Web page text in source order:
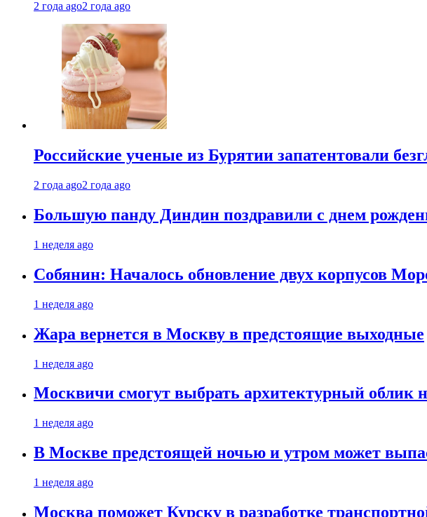
2 года ago2 года ago
Российские ученые из Бурятии запатентовали
2 года ago2 года ago
Большую панду Диндин поздравили с днем
1 неделя ago
Собянин: Началось обновление двух корпусов
1 неделя ago
Жара вернется в Москву в предстоящие выходные
1 неделя ago
Москвичи смогут выбрать архитектурный облик
1 неделя ago
В Москве предстоящей ночью и утром может
1 неделя ago
Москва поможет Курску в разработке